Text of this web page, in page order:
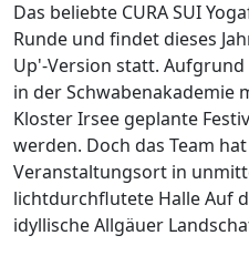
Das beliebte CURA SUI
Runde und findet dieses
Up'-Version statt.
in der Schwabenakademie
Kloster Irsee geplante
werden. Doch das Team
Veranstaltungsort in
lichtdurchflutete Halle Auf
idyllische Allgäuer